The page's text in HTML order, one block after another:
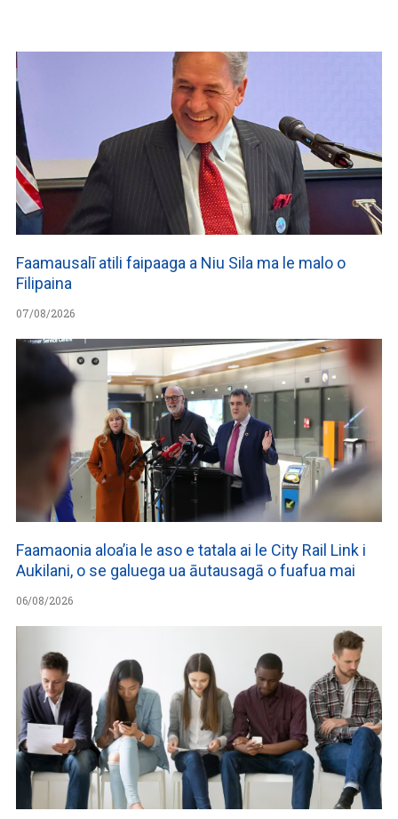
Faamausalī atili faipaaga a Niu Sila ma le malo o
Filipaina
07/08/2026
Faamaonia aloa’ia le aso e tatala ai le City Rail Link i
Aukilani, o se galuega ua āutausagā o fuafua mai
06/08/2026